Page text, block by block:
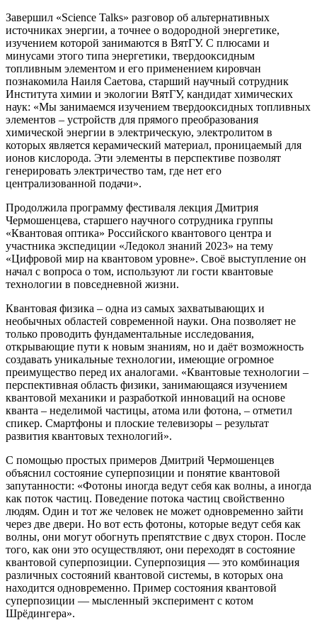
Завершил «Science Talks» разговор об альтернативных
источниках энергии, а точнее о водородной энергетике,
изучением которой занимаются в ВятГУ. С плюсами и
минусами этого типа энергетики, твердооксидным
топливным элементом и его применением кировчан
познакомила Наиля Саетова, старший научный сотрудник
Института химии и экологии ВятГУ, кандидат химических
наук: «Мы занимаемся изучением твердооксидных топливных
элементов – устройств для прямого преобразования
химической энергии в электрическую, электролитом в
которых является керамический материал, проницаемый для
ионов кислорода. Эти элементы в перспективе позволят
генерировать электричество там, где нет его
централизованной подачи».
Продолжила программу фестиваля лекция Дмитрия
Чермошенцева, старшего научного сотрудника группы
«Квантовая оптика» Российского квантового центра и
участника экспедиции «Ледокол знаний 2023» на тему
«Цифровой мир на квантовом уровне». Своё выступление он
начал с вопроса о том, используют ли гости квантовые
технологии в повседневной жизни.
Квантовая физика – одна из самых захватывающих и
необычных областей современной науки. Она позволяет не
только проводить фундаментальные исследования,
открывающие пути к новым знаниям, но и даёт возможность
создавать уникальные технологии, имеющие огромное
преимущество перед их аналогами. «Квантовые технологии –
перспективная область физики, занимающаяся изучением
квантовой механики и разработкой инноваций на основе
кванта – неделимой частицы, атома или фотона, – отметил
спикер. Смартфоны и плоские телевизоры – результат
развития квантовых технологий».
С помощью простых примеров Дмитрий Чермошенцев
объяснил состояние суперпозиции и понятие квантовой
запутанности: «Фотоны иногда ведут себя как волны, а иногда
как поток частиц. Поведение потока частиц свойственно
людям. Один и тот же человек не может одновременно зайти
через две двери. Но вот есть фотоны, которые ведут себя как
волны, они могут обогнуть препятствие с двух сторон. После
того, как они это осуществляют, они переходят в состояние
квантовой суперпозиции. Суперпозиция — это комбинация
различных состояний квантовой системы, в которых она
находится одновременно. Пример состояния квантовой
суперпозиции — мысленный эксперимент с котом
Шрёдингера».